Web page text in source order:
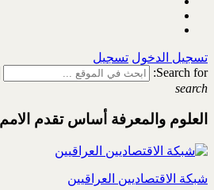
تسجيل الدخول تسجيل
Search for:
search
العلوم والمعرفة أساس تقدم الامم
شبكة الاقتصاديين العراقيين